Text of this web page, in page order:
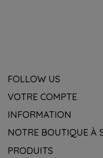
FOLLOW US
VOTRE COMPTE
INFORMATION
NOTRE BOUTIQUE À
PRODUITS